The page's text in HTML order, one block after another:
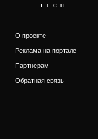
TECH
О проекте
Реклама на портале
Партнерам
Обратная связь